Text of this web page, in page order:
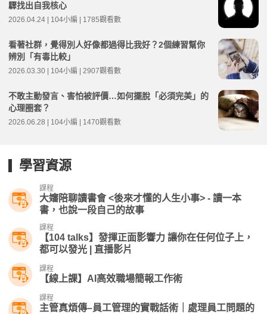
驟找出自我核心
2026.04.24 | 104小編 | 1785觀看數
看著社群，覺得別人好像都過得比我好？2個練習幫你
辨別「有毒比較」
2026.03.30 | 104小編 | 2907觀看數
不敢主動發言、害怕被評價…如何擺脫「必須完美」的
心理圈套？
2026.06.28 | 104小編 | 1470觀看數
學習資源
課程
大嬸陪聊讀書會 <後來才懂的人生小事> - 讀一本
書，也說一段自己的故事
課程
【104 talks】發揮正面影響力 讓你在任何位子上，
都可以發光 | 直播影片
課程
【線上課】AI高效職場簡報工作術
課程
主管真煩傳–員工管理的實戰話術｜處理員工問題的